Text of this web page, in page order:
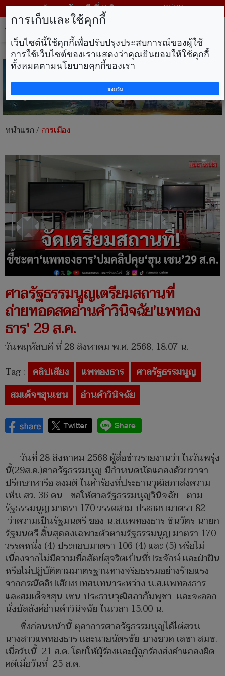
วันพฤหัสบดี ที่ 6 สิงหาคม พ.ศ. 2569
หน้าแรก/การเมือง
ศาลรัฐธรรมนูญเตรียมสถานที่
ถ่ายทอดสดอ่านคำวินิจฉัย'แพทอง
ธาร' 29 ส.ค.
วันพฤหัสบดี ที่ 28 สิงหาคม พ.ศ. 2568, 18.07 น.
Tag : คลิปเสียง แพทองธาร
ศาลรัฐธรรมนูญ
สมเด็จฯฮุนเซน
อ่านคำวินิจฉัย
วันที่ 28 สิงหาคม 2568 ผู้สื่อข่าวรายงานว่า ในวันพรุ่ง
นี้(29ส.ค.)ศาลรัฐธรรมนูญ มีกำหนดนัดแถลงด้วยวาจา
ปรึกษาหารือ ลงมติ ในคำร้องที่ประธานวุฒิสภาส่งความ
เห็น สว. 36 คน ขอให้ศาลรัฐธรรมนูญวินิจฉัย ตาม
รัฐธรรมนูญ มาตรา 170 วรรคสาม ประกอบมาตรา 82
ว่าความเป็นรัฐมนตรี ของ น.ส.แพทองธาร ชินวัตร นายก
รัฐมนตรี สิ้นสุดลงเฉพาะตัวตามรัฐธรรมนูญ มาตรา 170
วรรคหนึ่ง (4) ประกอบมาตรา 106 (4) และ (5) หรือไม่
เนื่องจากไม่มีความซื่อสัตย์สุจริตเป็นที่ประจักษ์ และฝ่าฝืน
หรือไม่ปฏิบัติตามมาตรฐานทางจริยธรรมอย่างร้ายแรง
จากกรณีคลิปเสียงบทสนทนาระหว่าง น.ส.แพทองธาร
และสมเด็จฯฮุน เซน ประธานวุฒิสภากัมพูชา และจะออก
นั่งบัลลังค์อ่านคำวินิจฉัย ในเวลา 15.00 น.
ซึ่งก่อนหน้านี้ ตุลาการศาลรัฐธรรมนูญได้ไต่สวน
นางสาวแพทองธาร และนายฉัตรชัย บางชวด เลขา สมช.
เมื่อวันนี้ 21 ส.ค. โดยให้ผู้ร้องและผู้ถูกร้องส่งคำแถลงผิด
คดีเมื่อวันที่ 25 ส.ค.
การเก็บและใช้คุกกี้
เว็บไซต์นี้ใช้คุกกี้เพื่อปรับปรุงประสบการณ์ของผู้ใช้
การใช้เว็บไซต์ของเราแสดงว่าคุณยินยอมให้ใช้คุกกี้
ทั้งหมดตามนโยบายคุกกี้ของเรา
ยอมรับ